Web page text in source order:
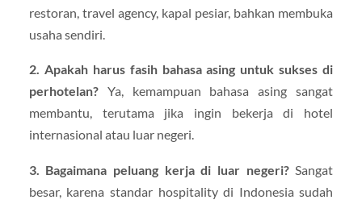
restoran, travel agency, kapal pesiar, bahkan membuka
usaha sendiri.
2. Apakah harus fasih bahasa asing untuk sukses di
perhotelan?Ya, kemampuan bahasa asing sangat
membantu, terutama jika ingin bekerja di hotel
internasional atau luar negeri.
3. Bagaimana peluang kerja di luar negeri?Sangat
besar, karena standar hospitality di Indonesia sudah